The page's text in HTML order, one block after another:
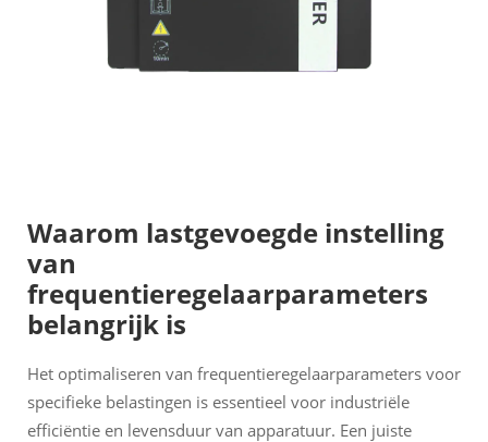
Waarom lastgevoegde instelling
van
frequentieregelaarparameters
belangrijk is
Het optimaliseren van frequentieregelaarparameters voor
specifieke belastingen is essentieel voor industriële
efficiëntie en levensduur van apparatuur. Een juiste